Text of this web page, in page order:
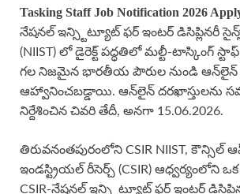
Tasking Staff Job Notification 2026
నేషనల్ ఇన్స్టిట్యూట్ ఫర్ ఇంటర్ డిసిప్లినరీ
(NIIST) లో డైరెక్ట్ పద్ధతిలో మల్టీ-టాస్కింగ్ స్టాఫ్
గల నిజమైన భారతీయ పౌరుల నుండి ఆన్‌లైన్
ఆహ్వానించబడ్డాయి. ఆన్‌లైన్ దరఖాస్తులను
నిర్దేశించిన చివరి తేదీ, అనగా 15.06.2026.
తిరువనంతపురంలోని CSIR NIIST, కౌన్సిల్
ఇండస్ట్రియల్ రీసెర్చ్ (CSIR) ఆధ్వర్యంలోని ఒక
CSIR-నేషనల్ ఇన్స్టిట్యూట్ ఫర్ ఇంటర్